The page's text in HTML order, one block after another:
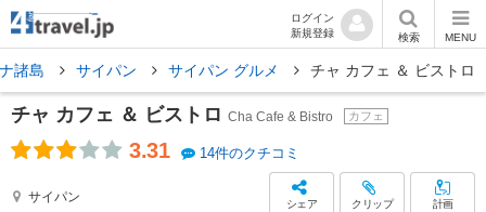
ログイン
新規登録
検索 MENU
諸島 サイパン サイパン グルメ チャ カフェ ＆ ビストロ
チャ カフェ ＆ ビストロ Cha Cafe & Bistro カフェ
3.31 14件のクチコミ
サイパン シェア クリップ 計画